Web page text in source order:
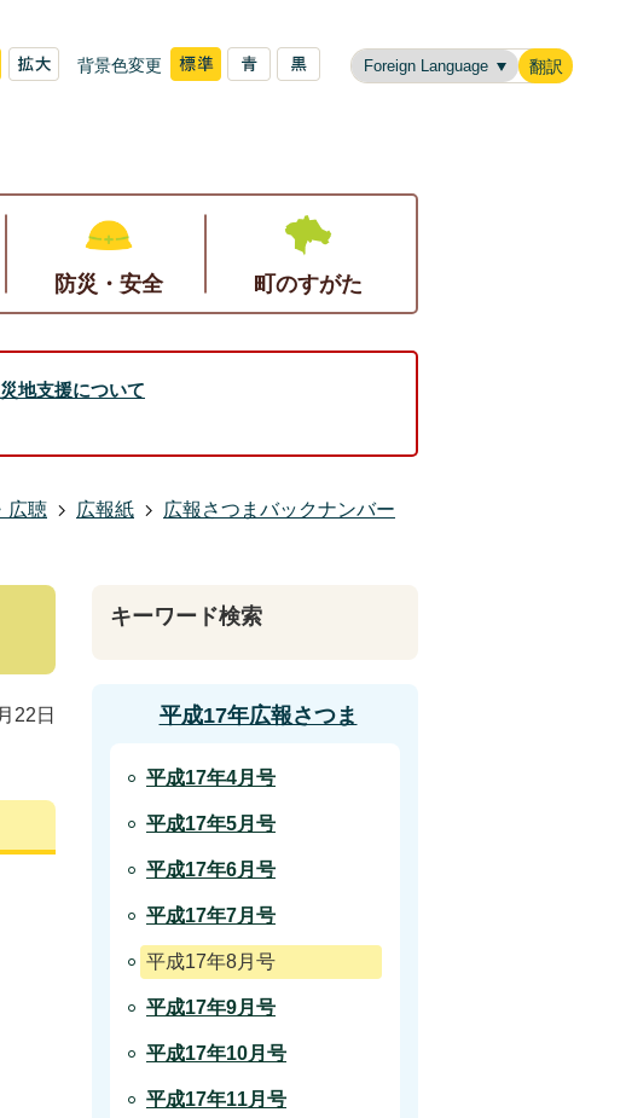
背景色変更 翻訳
防災・安全 町のすがた
地支援について
広聴 広報紙
広報さつまバックナンバー
22日
キーワード検索
平成17年広報さつま
平成17年4月号
平成17年5月号
平成17年6月号
平成17年7月号
平成17年8月号
平成17年9月号
平成17年10月号
平成17年11月号